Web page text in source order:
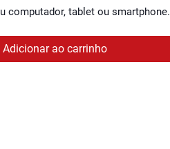
computador, tablet ou smartphone.
Adicionar ao carrinho